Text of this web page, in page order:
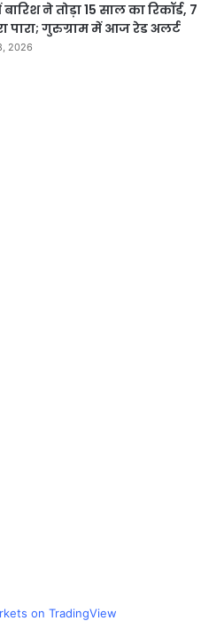
ने तोड़ा 15 साल का रिकॉर्ड, 7
पारा; गुरुग्राम में आज रेड अलर्ट
2026
on TradingView